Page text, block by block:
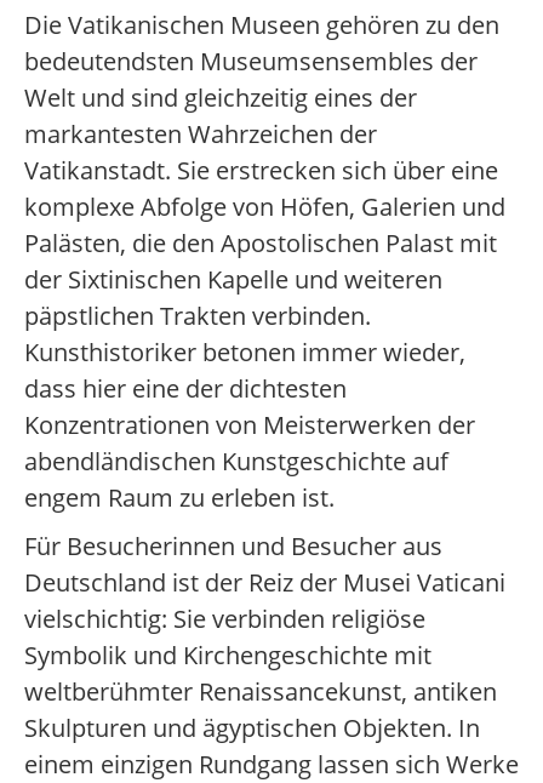
Die Vatikanischen Museen gehören zu den
bedeutendsten Museumsensembles der
Welt und sind gleichzeitig eines der
markantesten Wahrzeichen der
Vatikanstadt. Sie erstrecken sich über eine
komplexe Abfolge von Höfen, Galerien und
Palästen, die den Apostolischen Palast mit
der Sixtinischen Kapelle und weiteren
päpstlichen Trakten verbinden.
Kunsthistoriker betonen immer wieder,
dass hier eine der dichtesten
Konzentrationen von Meisterwerken der
abendländischen Kunstgeschichte auf
engem Raum zu erleben ist.
Für Besucherinnen und Besucher aus
Deutschland ist der Reiz der Musei Vaticani
vielschichtig: Sie verbinden religiöse
Symbolik und Kirchengeschichte mit
weltberühmter Renaissancekunst, antiken
Skulpturen und ägyptischen Objekten. In
einem einzigen Rundgang lassen sich Werke